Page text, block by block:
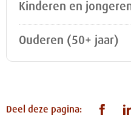
Kinderen en
Ouderen (50+ jaar)
Deel deze pagina: